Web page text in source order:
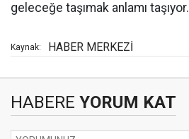
geleceğe taşımak anlamı taşıyor.
Kaynak: HABER MERKEZİ
HABERE YORUM KAT